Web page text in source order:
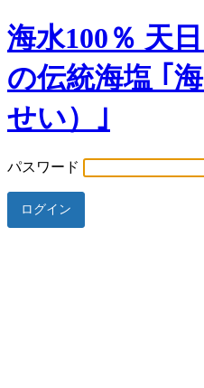
海水100％ 天
の伝統海塩 ｢
せい）｣
パスワード